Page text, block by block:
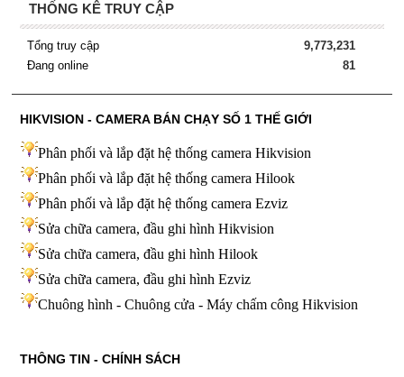
THỐNG KÊ TRUY CẬP
Tổng truy cập
9,773,231
Đang online
81
HIKVISION - CAMERA BÁN CHẠY SỐ 1 THẾ GIỚI
Phân phối và lắp đặt hệ thống camera Hikvision
Phân phối và lắp đặt hệ thống camera Hilook
Phân phối và lắp đặt hệ thống camera Ezviz
Sửa chữa camera, đầu ghi hình Hikvision
Sửa chữa camera, đầu ghi hình Hilook
Sửa chữa camera, đầu ghi hình Ezviz
Chuông hình - Chuông cửa - Máy chấm công Hikvision
THÔNG TIN - CHÍNH SÁCH